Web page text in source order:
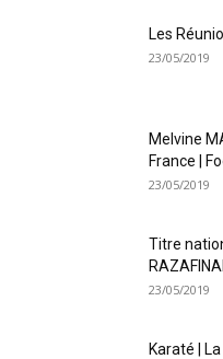
Les
23/05/2019
Melvine
France |
23/05/2019
Titre
23/05/2019
Karaté |